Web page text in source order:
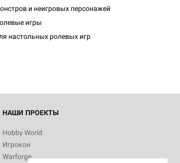
и неигровых персонажей
игры
настольных ролевых игр
НАШИ ПРОЕКТЫ
Hobby World
Игрокон
Warforge